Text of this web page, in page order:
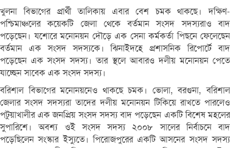
খুলনা বিভাগের প্রার্থী তালিকায় এবার বেশ চমক থাকছে। দক্ষিণ-
পশ্চিমাঞ্চলের কয়েকটি জেলা থেকে বর্তমান সংসদ সদস্যরাও বাদ
পড়েছেন। যশোরে মনোনয়ন দৌড়ে এক সেনা কর্মকর্তা পিছনে ফেলেছেন
বর্তমান এক সংসদ সদস্যকে। ঝিনাইদহে প্রশাসনিক রিপোর্টে বাদ
পড়েছেন এক সংসদ সদস্য। তার স্থলে আবারও দলীয় মনোনয়ন পেতে
যাচ্ছেন সাবেক এক সংসদ সদস্য।
বরিশাল বিভাগের মনোনয়নেও থাকছে চমক। ভোলা, বরগুনা, বরিশাল
জেলার সংসদ সদস্যরা তাদের দলীয় মনোনয়ন টিকিয়ে রাখতে পারলেও
পটুয়াখালীর এক জনপ্রিয় সংসদ সদস্য বাদ পড়েছেন একটি বিশেষ মহলের
সুপারিশে। অবশ্য ওই সংসদ সদস্য ২০০৮ সালের নির্বাচনে বাদ
পড়েছিলেন সংস্কার ইস্যুতে। পিরোজপুরের একটি আসনের সংসদ সদস্য